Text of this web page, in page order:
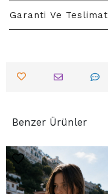
Garanti Ve Teslimat
Benzer Ürünler